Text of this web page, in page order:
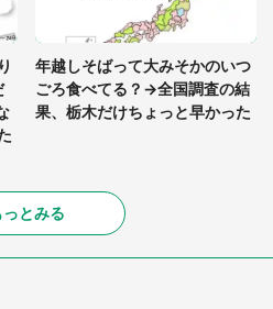
年越しそばって大みそかのいつ
ごろ食べてる？→全国調査の結
果、栃木だけちょっと早かった
っとみる